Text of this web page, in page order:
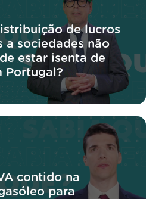
de lucros
a sociedades não
estar isenta de
Portugal?
contido na
para